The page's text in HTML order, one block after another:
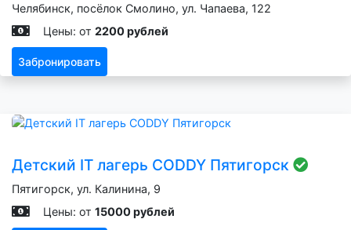
Челябинск, посёлок Смолино, ул. Чапаева, 122
Цены: от 2200 рублей
Забронировать
Детский IT лагерь CODDY Пятигорск
Пятигорск, ул. Калинина, 9
Цены: от 15000 рублей